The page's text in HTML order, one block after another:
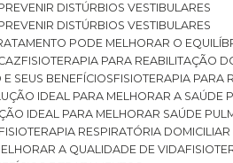
DISTÚRBIOS VESTIBULARES
DISTÚRBIOS VESTIBULARES
PODE MELHORAR O
FISIOTERAPIA PARA REABILITAÇÃO
SEUS BENEFÍCIOS
FISIOTERAPIA
IDEAL PARA MELHORAR A SAÚDE
IDEAL PARA MELHORAR SAÚDE
FISIOTERAPIA RESPIRATÓRIA
A QUALIDADE DE VIDA